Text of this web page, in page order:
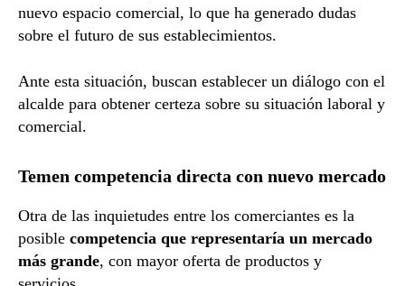
nuevo espacio comercial, lo que ha generado dudas
sobre el futuro de sus establecimientos.
Ante esta situación, buscan establecer un diálogo con el
alcalde para obtener certeza sobre su situación laboral y
comercial.
Temen competencia directa con nuevo mercado
Otra de las inquietudes entre los comerciantes es la
posible competencia que representaría un mercado
más grande, con mayor oferta de productos y